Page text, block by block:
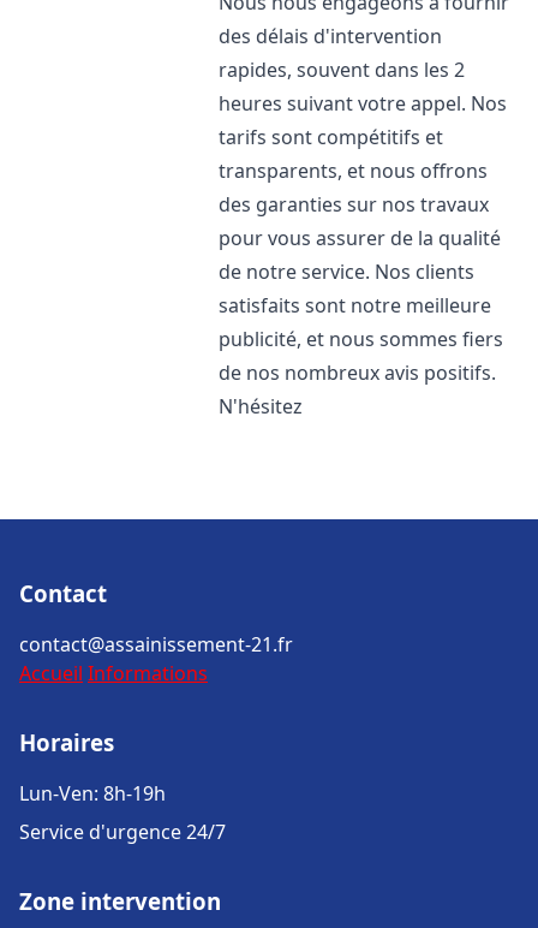
des délais d'intervention
rapides, souvent dans les 2
heures suivant votre appel. Nos
tarifs sont compétitifs et
transparents, et nous offrons
des garanties sur nos travaux
pour vous assurer de la qualité
de notre service. Nos clients
satisfaits sont notre meilleure
publicité, et nous sommes fiers
de nos nombreux avis positifs.
N'hésitez
Contact
contact@assainissement-21.fr
Accueil Informations
Horaires
Lun-Ven: 8h-19h
Service d'urgence 24/7
Zone intervention